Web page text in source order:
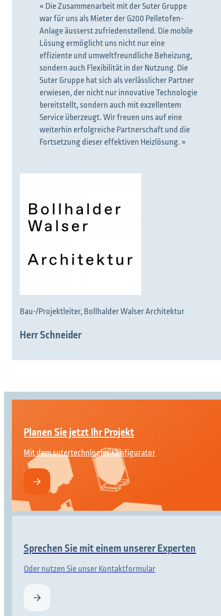
Was möchten Sie finden?
Suchen Sie etwas?
« Die Zusammenarbeit mit der Suter Gruppe
war für uns als Mieter der G200 Pelletofen-
Anlage äusserst zufriedenstellend. Die mobile
Lösung ermöglicht uns nicht nur eine
effiziente und umweltfreundliche Beheizung,
sondern auch Flexibilität in der Nutzung. Die
Suter Gruppe hat sich als verlässlicher Partner
erwiesen, der nicht nur innovative Technologie
bereitstellt, sondern auch mit exzellentem
Service überzeugt. Wir freuen uns auf eine
weiterhin erfolgreiche Partnerschaft und die
Fortsetzung dieser effektiven Heizlösung. »
Bau-/Projektleiter, Bollhalder Walser Architektur
Herr Schneider
Planen Sie jetzt Ihr Projekt
Mit dem sutertechnlogies Konfigurator
Sprechen Sie mit einem unserer Experten
Oder nutzen Sie unser Kontaktformular